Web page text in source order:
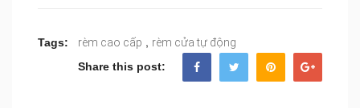
Tags: rèm cao cấp , rèm cửa tự động
Share this post: